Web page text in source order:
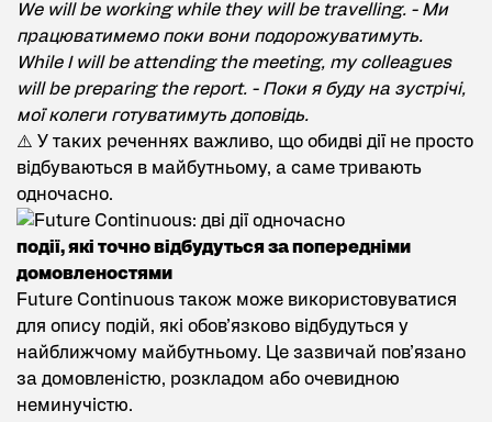
We will be working while they will be travelling. - Ми
працюватимемо поки вони подорожуватимуть.
While I will be attending the meeting, my colleagues
will be preparing the report. - Поки я буду на зустрічі,
мої колеги готуватимуть доповідь.
⚠️ У таких реченнях важливо, що обидві дії не просто
відбуваються в майбутньому, а саме тривають
одночасно.
події, які точно відбудуться за попередніми
домовленостями
Future Continuous також може використовуватися
для опису подій, які обов’язково відбудуться у
найближчому майбутньому. Це зазвичай пов’язано
за домовленістю, розкладом або очевидною
неминучістю.